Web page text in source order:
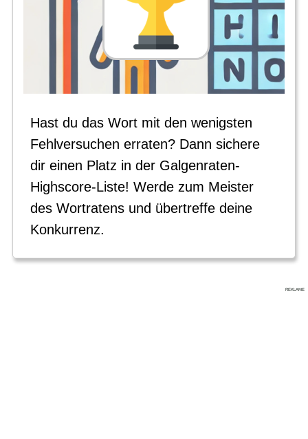
Hast du das Wort mit den wenigsten
Fehlversuchen erraten? Dann sichere
dir einen Platz in der Galgenraten-
Highscore-Liste! Werde zum Meister
des Wortratens und übertreffe deine
Konkurrenz.
REKLAME